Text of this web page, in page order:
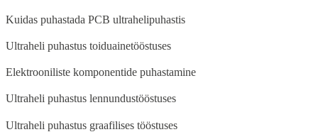
Kuidas puhastada PCB ultrahelipuhastis
Ultraheli puhastus toiduainetööstuses
Elektrooniliste komponentide puhastamine
Ultraheli puhastus lennundustööstuses
Ultraheli puhastus graafilises tööstuses